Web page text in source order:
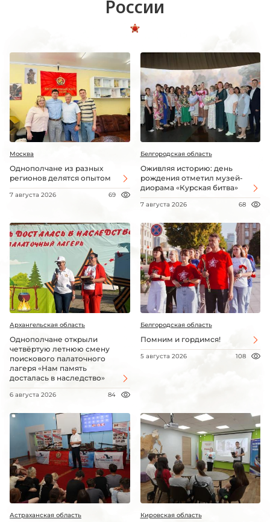
России
Москва
Однополчане из разных
регионов делятся опытом
7 августа 2026 69
Белгородская область
Оживляя историю: день
рождения отметил музей-
диорама «Курская битва»
7 августа 2026 68
Архангельская область
Однополчане открыли
четвёртую летнюю смену
поискового палаточного
лагеря «Нам память
досталась в наследство»
6 августа 2026 84
Белгородская область
Помним и гордимся!
5 августа 2026 108
Астраханская область Кировская область